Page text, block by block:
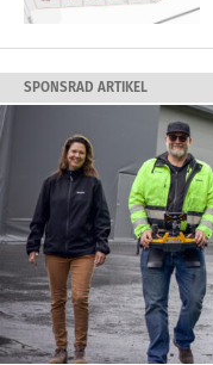
SPONSRAD ARTIKEL